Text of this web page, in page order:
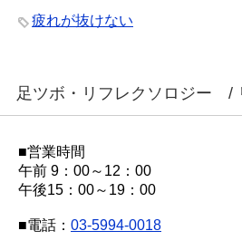
疲れが抜けない
足ツボ・リフレクソロジー /
■営業時間
午前 9：00～12：00
午後15：00～19：00
■電話： 03-5994-0018